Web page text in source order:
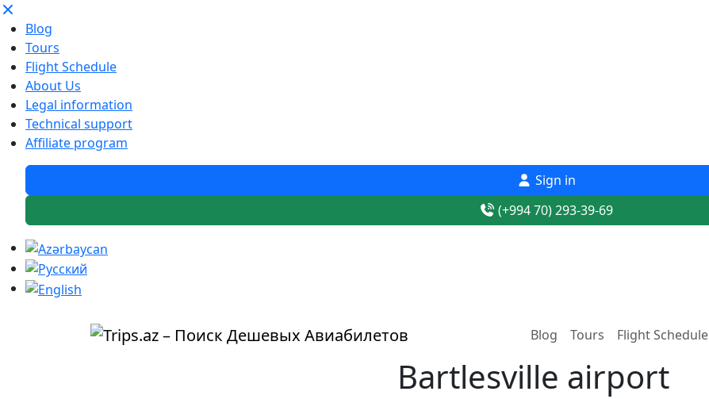
Blog
Tours
Flight Schedule
About Us
Legal information
Technical support
Affiliate program
Sign in
(+994 70) 293-39-69
Blog Tours Flight Schedule
Bartlesville airport